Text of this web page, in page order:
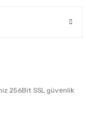
256Bit SSL güvenlik